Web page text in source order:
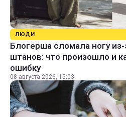
ЛЮДИ
Блогерша сломала ногу
штанов: что произошло и
ошибку
08 августа 2026, 15:03